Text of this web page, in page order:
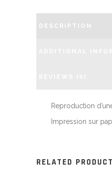
DESCRIPTION
Reproduction
Impression sur
RELATED